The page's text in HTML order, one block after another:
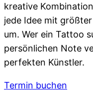
kreative
jede Idee mit
um. Wer ein Tattoo
persönlichen Note
perfekten Künstler.
Termin buchen